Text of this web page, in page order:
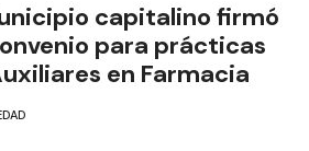
capitalino firmó
para prácticas
en Farmacia